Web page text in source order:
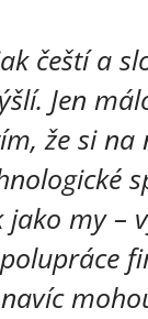
čeští a
Jen
že si na
my –